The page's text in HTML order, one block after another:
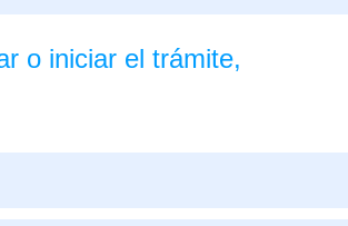
o iniciar el trámite,